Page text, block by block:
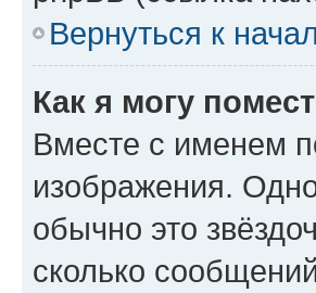
Вернуться к
Как я могу
Вместе с именем
изображения.
обычно это
сколько